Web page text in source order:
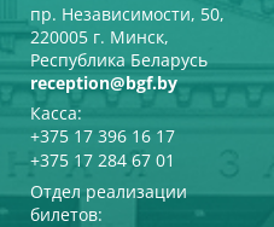
пр. Независимости, 50,
220005 г. Минск,
Республика Беларусь
reception@bgf.by
Касса:
+375 17 396 16 17
+375 17 284 67 01
Отдел реализации
билетов: